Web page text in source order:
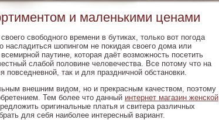
и маленькими ценами
свободного времени в бутиках, только вот погода
насладиться шопингом не покидая своего дома или
паутине, которая даёт возможность посетить
слабой половине человечества. Все потому что на
так и для праздничной обстановки.
внешним видом, но и прекрасным качеством, поэтому
Тем более что данный интернет магазин женской
оригинальные платья и свитера различных
для себя наиболее интересный вариант.